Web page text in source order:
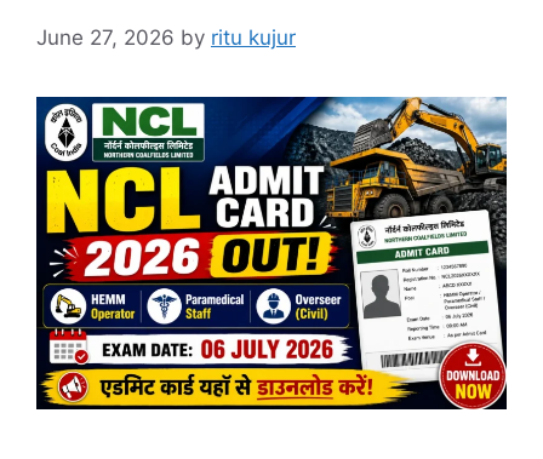
June 27, 2026 by ritu kujur